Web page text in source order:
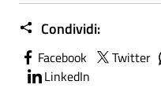
Condividi:
Facebook Twitter
LinkedIn